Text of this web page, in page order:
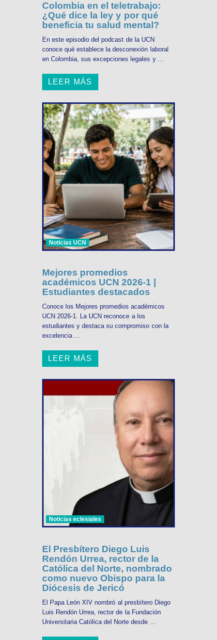
Colombia en el teletrabajo:
¿Qué dice la ley y por qué
beneficia tu salud mental?
En este episodio del podcast de la UCN
conoce qué establece la desconexión laboral
en Colombia, sus excepciones legales y ...
LEER MÁS
Noticias UCN
Mejores promedios
académicos UCN 2026-1 |
Estudiantes destacados
Conoce los Mejores promedios académicos
UCN 2026-1. La UCN reconoce a los
estudiantes y destaca su compromiso con la
excelencia ...
LEER MÁS
Noticias eclesiales
El Presbítero Diego Luis
Rendón Urrea, rector de la
Católica del Norte, nombrado
como nuevo Obispo para la
Diócesis de Jericó
El Papa León XIV nombró al presbítero Diego
Luis Rendón Urrea, rector de la Fundación
Universitaria Católica del Norte desde ...